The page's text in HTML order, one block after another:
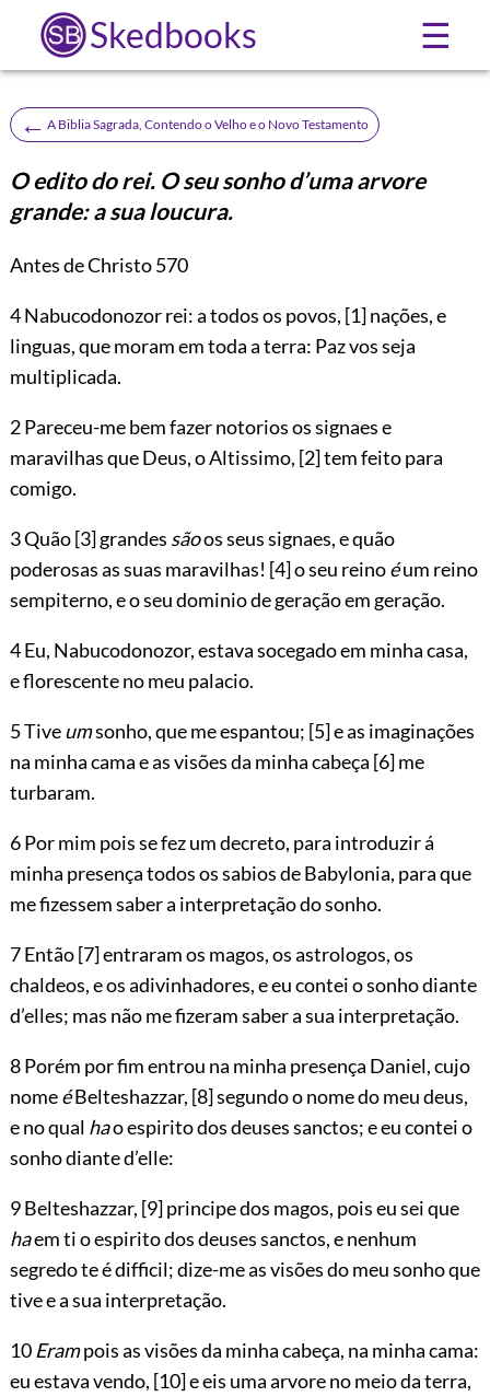
Skedbooks ☰
← A Biblia Sagrada, Contendo o Velho e o Novo Testamento
O edito do rei. O seu sonho d’uma arvore
grande: a sua loucura.
Antes de Christo 570
4Nabucodonozor rei: a todos os povos, [1]nações, e
linguas, que moram em toda a terra: Paz vos seja
multiplicada.
2 Pareceu-me bem fazer notorios os signaes e
maravilhas que Deus, o Altissimo, [2]tem feito para
comigo.
3 Quão[3]grandes sãoos seus signaes, equão
poderosas as suas maravilhas! [4]o seu reinoéum reino
sempiterno, e o seu dominio de geração em geração.
4 Eu, Nabucodonozor, estava socegado em minha casa,
e florescente no meu palacio.
5 Tiveumsonho, que me espantou; [5]e as imaginações
na minha cama e as visões da minha cabeça [6]me
turbaram.
6 Por mim pois se fez um decreto, para introduzir á
minha presença todos os sabios de Babylonia, para que
me fizessem saber a interpretação do sonho.
7 Então[7]entraram os magos, os astrologos, os
chaldeos, e os adivinhadores, e eu contei o sonho diante
d’elles; mas não me fizeram saber a sua interpretação.
8 Porém por fim entrou na minha presença Daniel, cujo
nomeéBelteshazzar, [8]segundo o nome do meu deus,
e no qual hao espirito dos deuses sanctos; e eu contei o
sonho diante d’elle:
9 Belteshazzar, [9]principe dos magos, pois eu sei que
haem ti o espirito dos deuses sanctos, e nenhum
segredo te é difficil; dize-me as visões do meu sonho que
tive e a sua interpretação.
10 Erampois as visões da minha cabeça, na minha cama:
eu estava vendo, [10]e eis uma arvore no meio da terra,